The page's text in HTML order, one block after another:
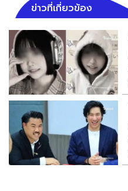
ข่าวที่เกี่ยวข้อง